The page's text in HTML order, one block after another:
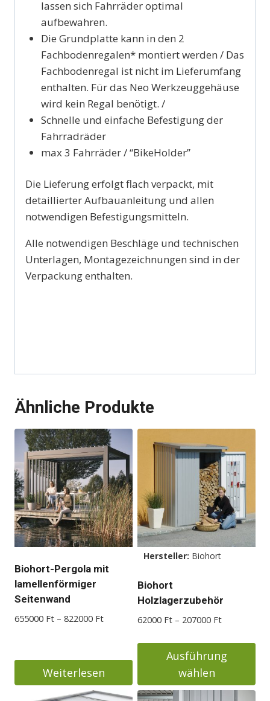
lassen sich Fahrräder optimal
aufbewahren.
Die Grundplatte kann in den 2
Fachbodenregalen* montiert werden / Das
Fachbodenregal ist nicht im Lieferumfang
enthalten. Für das Neo Werkzeuggehäuse
wird kein Regal benötigt. /
Schnelle und einfache Befestigung der
Fahrradräder
max 3 Fahrräder / “BikeHolder”
Die Lieferung erfolgt flach verpackt, mit
detaillierter Aufbauanleitung und allen
notwendigen Befestigungsmitteln.
Alle notwendigen Beschläge und technischen
Unterlagen, Montagezeichnungen sind in der
Verpackung enthalten.
Ähnliche Produkte
Biohort-Pergola mit
lamellenförmiger
Seitenwand
655000 Ft – 822000 FtPreisspanne:
822000 Ft
Weiterlesen
Hersteller: Biohort
Biohort
Holzlagerzubehör
62000 Ft – 207000 Ft
bis
207000 Ft
Ausführung
wählen
Dieses